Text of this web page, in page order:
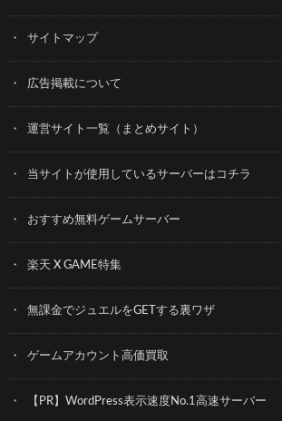
サイトマップ
広告掲載について
運営サイト一覧（まとめサイト）
当サイトが使用しているサーバーはコチラ
おすすめ無料ゲームサーバー
楽天 X GAME特集
無課金でジュエルをGETする裏ワザ
ゲームアカウント高価買取
【PR】WordPress表示速度No.1高速サーバー